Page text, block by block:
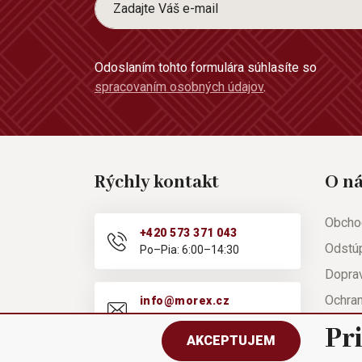
Odoslaním tohto formulára súhlasíte so
spracovaním osobných údajov.
Rýchly kontakt
+420 573 371 043
Po–Pia: 6:00–14:30
info@morex.cz
Po–Pia: 6:00–14:30
O
AKCEPTUJEM